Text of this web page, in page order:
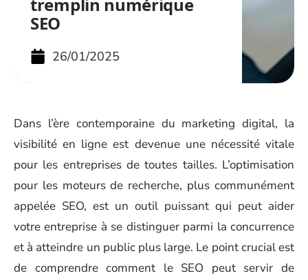
SEO
26/01/2025
Dans l’ère contemporaine du marketing digital, la
visibilité en ligne est devenue une nécessité vitale
pour les entreprises de toutes tailles. L’optimisation
pour les moteurs de recherche, plus communément
appelée SEO, est un outil puissant qui peut aider
votre entreprise à se distinguer parmi la concurrence
et à atteindre un public plus large. Le point crucial est
de comprendre comment le SEO peut servir de